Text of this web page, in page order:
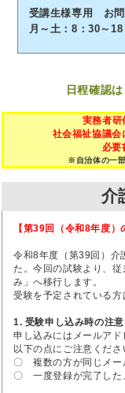
受講生様専用 お問
月～土：8：30～
日程確認
実務者研
社会福祉協議会
必要
※自治体の一部
介
【第39回（令和8年度）
令和8年度（第39回）介
た。今回の試験より、
み」へ移行します。
受験を予定されている方
1. 受験申し込み時の注
申し込みにはメールアド
以下の点にご注意くださ
〇 複数の方が同じメー
〇 一度登録が完了した